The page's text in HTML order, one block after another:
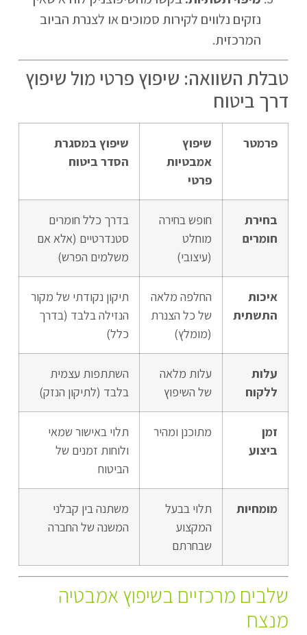
נזקים נלווים לקירות סמוכים או לצנרת הביוב
המרכזית.
טבלת השוואה: שיפוץ פרטי מול שיפוץ
דרך ביטוח
פרמטר
שיפוץ
אמבטיות
פרטי
שיפוץ במסגרת
הסדר ביטוח
בחירת
חומרים
חופש בחירה
מוחלט
(עיצובי)
בדרך כלל חומרים
סטנדרטיים (אלא אם
משלמים הפרש)
איכות
התשתית
החלפה מלאה
של כל הצנרת
(מומלץ)
תיקון נקודתי של מקור
הנזילה בלבד (בדרך
כלל)
עלות
ללקוח
עלות מלאה
של השיפוץ
השתתפות עצמית
בלבד (לתיקון הנזק)
זמן
ביצוע
מתוכנן ומהיר
תלוי באישור שמאי
ולוחות זמנים של
הביטוח
מומחיות
תלוי בבעל
המקצוע
שבחרתם
משתנה בין קבלני
המשנה של החברה
שלבים מרכזיים בשיפוץ אמבטיה
מנצח